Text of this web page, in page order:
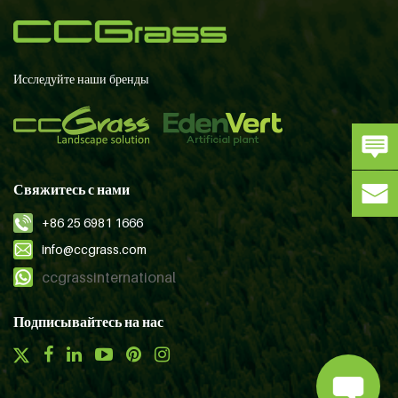
Исследуйте наши бренды
Свяжитесь с нами
+86 25 6981 1666
info@ccgrass.com
ccgrassinternational
Подписывайтесь на нас